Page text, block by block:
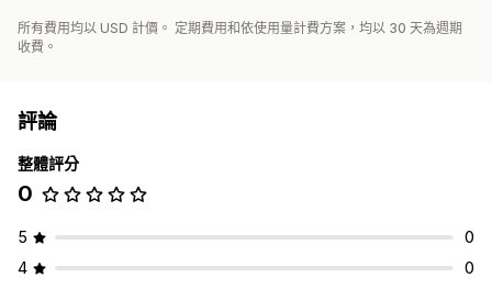
所有費用均以 USD 計價。 定期費用和依使用量計費方案，均以 30 天為週期
收費。
評論
整體評分
0
5
0
4
0